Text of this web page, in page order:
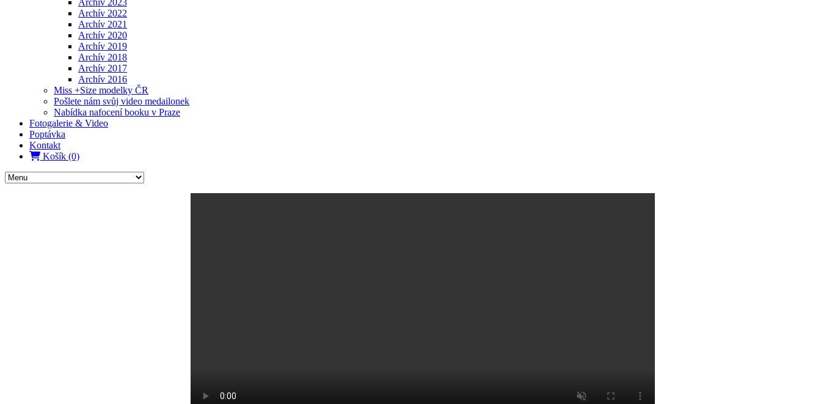
Archív 2023
Archív 2022
Archív 2021
Archív 2020
Archív 2019
Archív 2018
Archív 2017
Archív 2016
Miss +Size modelky ČR
Pošlete nám svůj video medailonek
Nabídka nafocení booku v Praze
Fotogalerie & Video
Poptávka
Kontakt
Košík (0)